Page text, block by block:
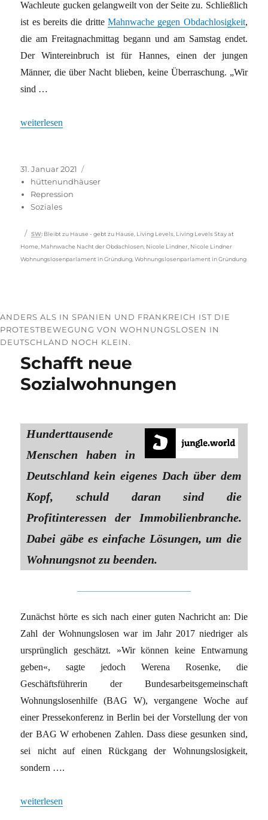
Wachleute gucken gelangweilt von der Seite zu. Schließlich
ist es bereits die dritte Mahnwache gegen Obdachlosigkeit,
die am Freitagnachmittag begann und am Samstag endet.
Der Wintereinbruch ist für Hannes, einen der jungen
Männer, die über Nacht blieben, keine Überraschung. „Wir
sind …
„Besondere Belastung für Obdachlose“
weiterlesen
Veröffentlicht
am
31. Januar 2021
hüttenundhäuser
Repression
Soziales
Schlagwörter
SW: Bleibt zu Hause - gebt zu Hause Living Levels Living Levels Stay at
Home Mahnwache Nacht der Obdachlosen Nicole Lindner Nicole Lindner
Wohnungslosenparlament in Gründung ,Wohnungslosenparlament in Gründung
ANDERS ALS IN SPANIEN UND FRANKREICH IST DIE
PROTESTBEWEGUNG VON WOHNUNGS­LOSEN IN
DEUTSCHLAND NOCH KLEIN.
Schafft neue
Sozialwohnungen
Hunderttausende
Menschen haben in
Deutschland kein eigenes Dach über dem
Kopf, schuld daran sind die
Profitinteressen der Immobilienbranche.
Dabei gäbe es einfache Lösungen, um die
Wohnungsnot zu beenden.
Zunächst hörte es sich nach einer guten Nachricht an: Die
Zahl der Wohnungs­losen war im Jahr 2017 niedriger als
ursprünglich geschätzt. »Wir können keine Entwarnung
geben«, sagte jedoch Werena Rosenke, die
Geschäftsführerin der Bundesarbeitsgemeinschaft
Wohnungslosenhilfe (BAG W), vergangene Woche auf
einer Pressekonferenz in Berlin bei der Vorstellung der von
der BAG­ W erhobenen Zahlen. Dass diese gesunken sind,
sei nicht auf einen Rückgang der Wohnungslosigkeit,
sondern ….
„Schafft neue Sozialwohnungen“
weiterlesen